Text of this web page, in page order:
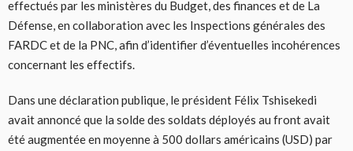
effectués par les ministères du Budget, des finances et de La
Défense, en collaboration avec les Inspections générales des
FARDC et de la PNC, afin d’identifier d’éventuelles incohérences
concernant les effectifs.
Dans une déclaration publique, le président Félix Tshisekedi
avait annoncé que la solde des soldats déployés au front avait
été augmentée en moyenne à 500 dollars américains (USD) par